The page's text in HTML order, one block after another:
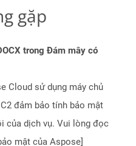
gặp
trong Đám mây có
Cloud sử dụng máy chủ
đảm bảo tính bảo mật
của dịch vụ. Vui lòng đọc
mật của Aspose]